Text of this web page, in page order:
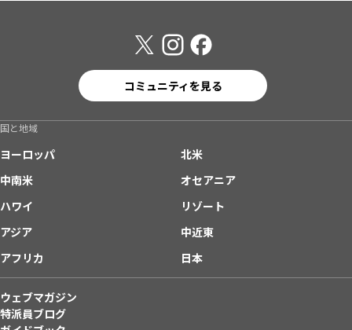
コミュニティを見る
国と地域
ヨーロッパ
北米
中南米
オセアニア
ハワイ
リゾート
アジア
中近東
アフリカ
日本
ウェブマガジン
特派員ブログ